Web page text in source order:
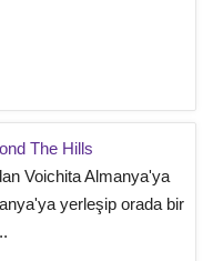
The Hills
Voichita Almanya'ya
yerleşip orada bir